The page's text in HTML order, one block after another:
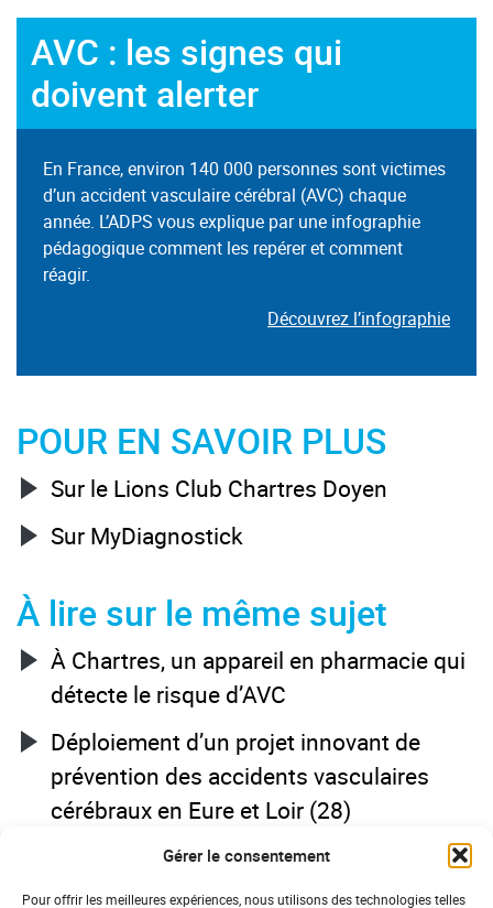
Gérer le consentement
Pour offrir les meilleures expériences, nous utilisons des technologies telles
AVC : les signes qui
doivent alerter
En France, environ 140 000 personnes sont victimes
d’un accident vasculaire cérébral (AVC) chaque
année. L’ADPS vous explique par une infographie
pédagogique comment les repérer et comment
réagir.
Découvrez l’infographie
POUR EN SAVOIR PLUS
Sur le Lions Club Chartres Doyen
Sur MyDiagnostick
À lire sur le même sujet
À Chartres, un appareil en pharmacie qui
détecte le risque d’AVC
Déploiement d’un projet innovant de
prévention des accidents vasculaires
cérébraux en Eure et Loir (28)